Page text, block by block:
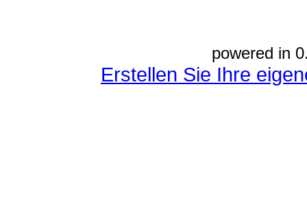
powered in
Erstellen Sie Ihre